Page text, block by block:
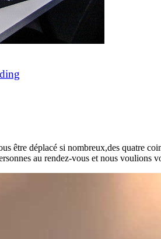
être déplacé si nombreux,des quatre
au rendez-vous et nous voulions